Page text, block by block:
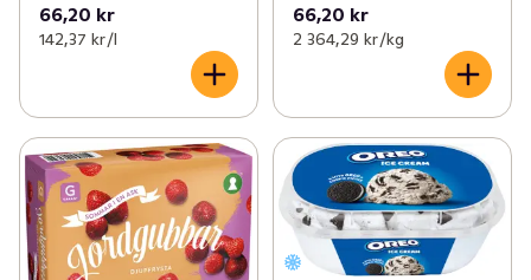
66,20 kr
142,37 kr /l
66,20 kr
2 364,29 kr /kg